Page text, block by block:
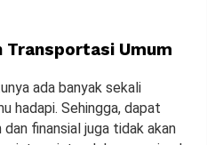
Transportasi Umum
ada banyak sekali
hadapi. Sehingga, dapat
finansial juga tidak akan